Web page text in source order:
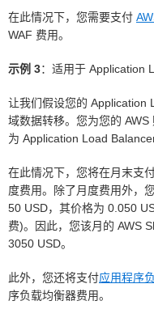
在此情况下，您需要支付
WAF 费用。
示例 3：适用于 Application
让我们假设您的 Application
域数据转移。您为您的
为 Application Load
在此情况下，您将在月末支
度费用。除了月度费用外，
50 USD，其价格为 0.050
费)。因此，您该月的 AWS
3050 USD。
此外，您还将支付应用程序
序负载均衡器费用。